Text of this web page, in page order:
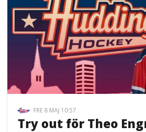
FRE 8 MAJ 10:57
Try out för Theo